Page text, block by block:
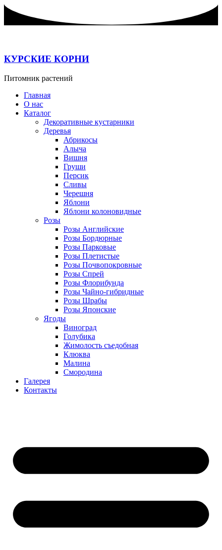
Перейти
содержимому
КУРСКИЕ КОРНИ
Питомник растений
Главная
О нас
Каталог
Декоративные кустарники
Деревья
Абрикосы
Алыча
Вишня
Груши
Персик
Сливы
Черешня
Яблони
Яблони колоновидные
Розы
Розы Английские
Розы Бордюрные
Розы Парковые
Розы Плетистые
Розы Почвопокровные
Розы Спрей
Розы Флорибунда
Розы Чайно-гибридные
Розы Шрабы
Розы Японские
Ягоды
Виноград
Голубика
Жимолость съедобная
Клюква
Малина
Смородина
Галерея
Контакты